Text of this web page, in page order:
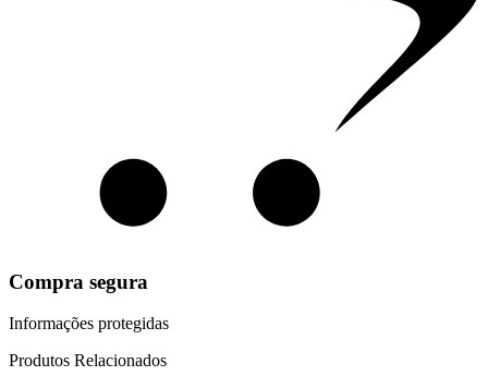
Compra segura
Informações protegidas
Produtos Relacionados